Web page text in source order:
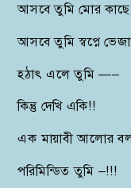
আসবে তুমি মোর
আসবে তুমি স্বপ্নে
হঠাৎ এলে তুমি —–
কিন্তু দেখি একি!!
এক মায়াবী আলোর
পরিমিন্ডিত তুমি –!!!